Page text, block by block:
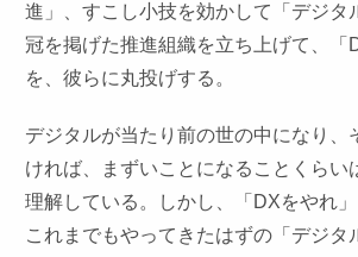
進」、すこし小技を効かして「デジタ
冠を掲げた推進組織を立ち上げて、「
を、彼らに丸投げする。
デジタルが当たり前の世の中になり、
ければ、まずいことになることくらい
理解している。しかし、「DXをやれ」
これまでもやってきたはずの「デジタ